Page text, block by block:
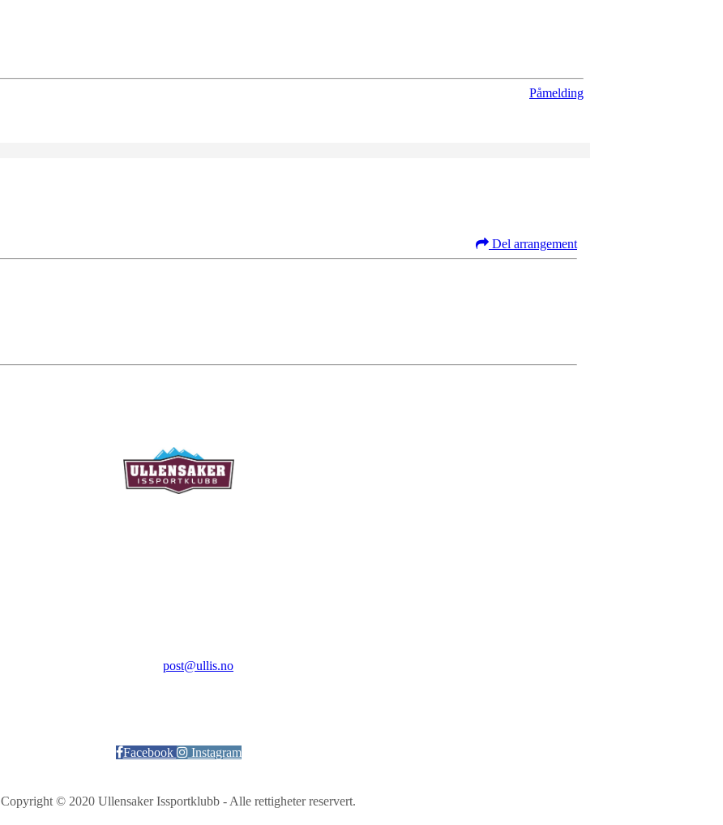
Påmelding
Del arrangement
post@ullis.no
Facebook Instagram
Copyright © 2020 Ullensaker Issportklubb - Alle rettigheter reservert.